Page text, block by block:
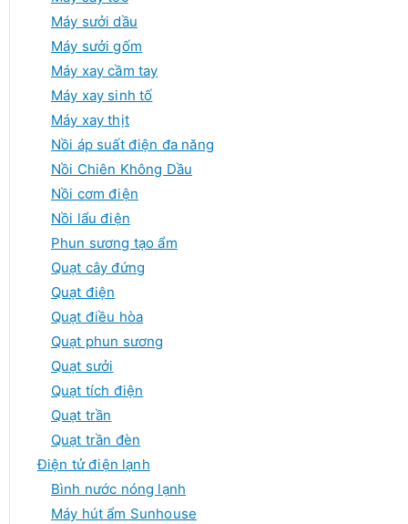
Máy sưởi dầu
Máy sưởi gốm
Máy xay cầm tay
Máy xay sinh tố
Máy xay thịt
Nồi áp suất điện đa năng
Nồi Chiên Không Dầu
Nồi cơm điện
Nồi lẩu điện
Phun sương tạo ẩm
Quạt cây đứng
Quạt điện
Quạt điều hòa
Quạt phun sương
Quạt sưởi
Quạt tích điện
Quạt trần
Quạt trần đèn
Điện tử điện lạnh
Bình nước nóng lạnh
Máy hút ẩm Sunhouse